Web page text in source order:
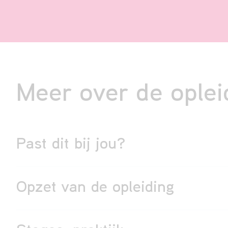
Meer over de
Past dit bij jou?
Opzet van de opleiding